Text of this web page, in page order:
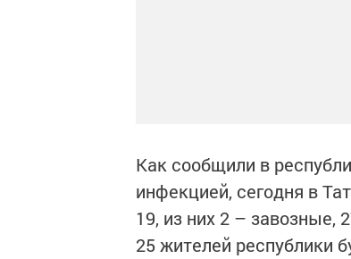
Как сообщили в
инфекцией, сегодня в
19, из них 2 – завозные,
25 жителей республики